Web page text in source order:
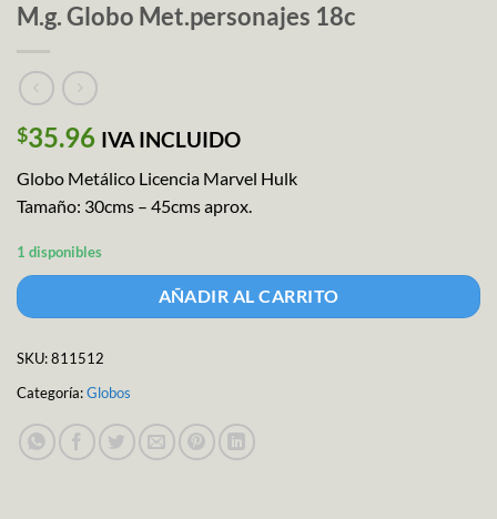
M.g. Globo Met.personajes 18c
$35.96 IVA INCLUIDO
Globo Metálico Licencia Marvel Hulk
Tamaño: 30cms – 45cms aprox.
1 disponibles
AÑADIR AL CARRITO
SKU:811512
Categoría:Globos